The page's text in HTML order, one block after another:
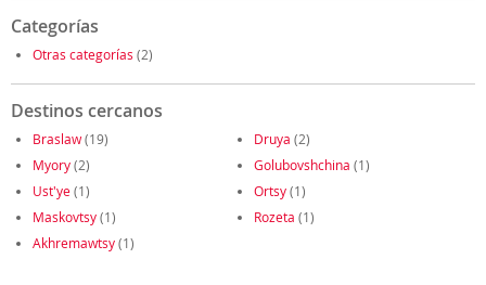
Categorías
Otras categorías (2)
Destinos cercanos
Braslaw(19) Druya (2)
Myory(2) Golubovshchina (1)
Ust'ye(1) Ortsy(1)
Maskovtsy(1) Rozeta (1)
Akhremawtsy(1)